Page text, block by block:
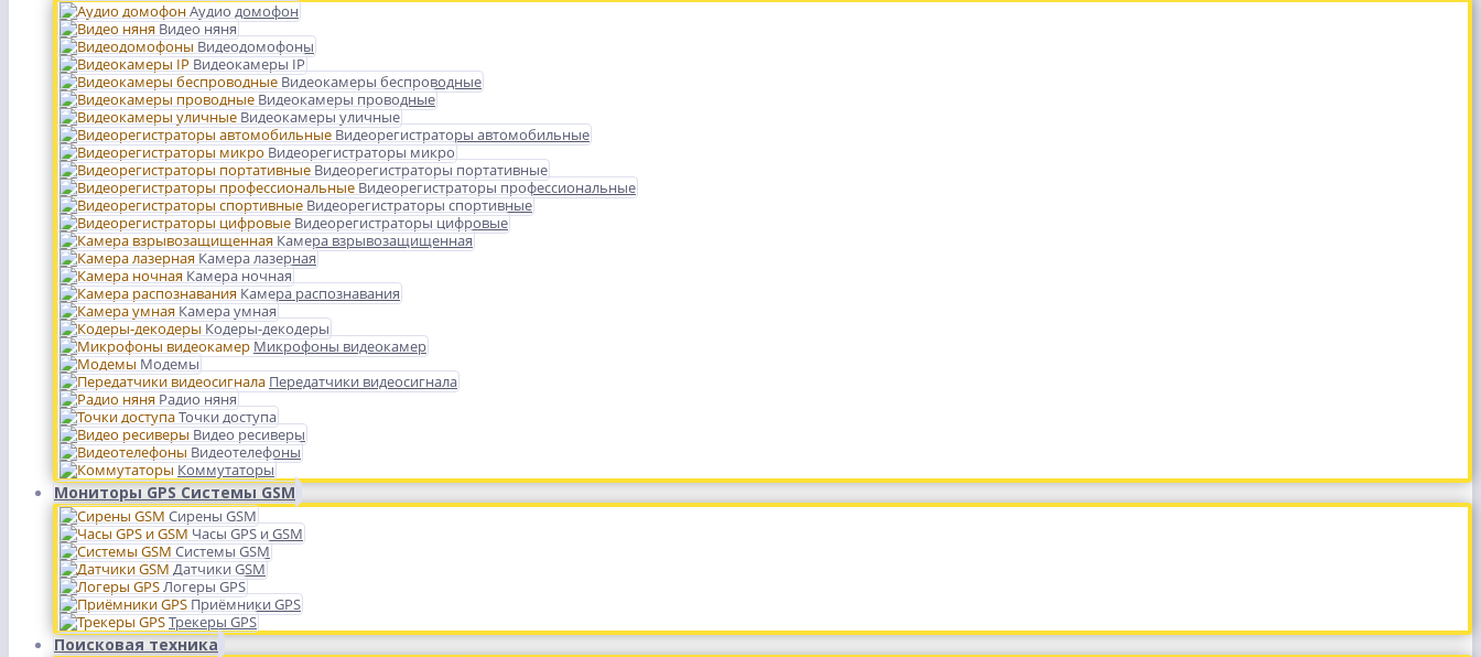
Аудио домофон
Видео няня
Видеодомофоны
Видеокамеры IP
Видеокамеры беспроводные
Видеокамеры проводные
Видеокамеры уличные
Видеорегистраторы автомобильные
Видеорегистраторы микро
Видеорегистраторы портативные
Видеорегистраторы профессиональные
Видеорегистраторы спортивные
Видеорегистраторы цифровые
Камера взрывозащищенная
Камера лазерная
Камера ночная
Камера распознавания
Камера умная
Кодеры-декодеры
Микрофоны видеокамер
Модемы
Передатчики видеосигнала
Радио няня
Точки доступа
Видео ресиверы
Видеотелефоны
Коммутаторы
Мониторы GPS Системы GSM
Сирены GSM
Часы GPS и GSM
Системы GSM
Датчики GSM
Логеры GPS
Приёмники GPS
Трекеры GPS
Поисковая техника